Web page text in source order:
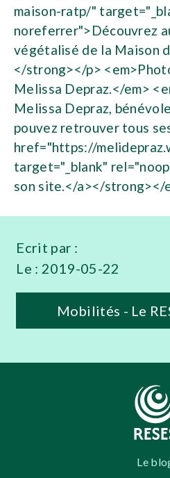
maison-ratp/"
noreferrer">Découvrez
végétalisé de la Maison
</strong></p>
Melissa Depraz.</em>
Melissa Depraz,
pouvez retrouver tous
href="https://
target="_blank"
son site.</a></strong></
Ecrit par :
Le : 2019-05-22
Mobilités - Le
Le